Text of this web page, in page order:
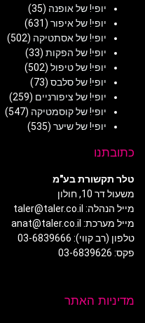
יופי! של אופנה (35)
יופי! של איפור (631)
יופי! של אסתטיקה (502)
יופי! של הפקות (33)
יופי! של טיפול (502)
יופי! של סלבס (73)
יופי! של ציפורניים (259)
יופי! של קוסמטיקה (547)
יופי! של שיער (535)
כתובתנו
טלר תקשורת בע"מ
משעול דר 10, חולון
מייל הנהלה: taler@taler.co.il
מייל מערכת: anat@taler.co.il
טלפון (רב קווי): 03-6839666
פקס: 03-6839626
מדיניות האתר